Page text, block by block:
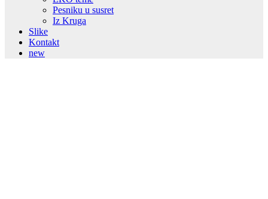
Pesniku u susret
Iz Kruga
Slike
Kontakt
new